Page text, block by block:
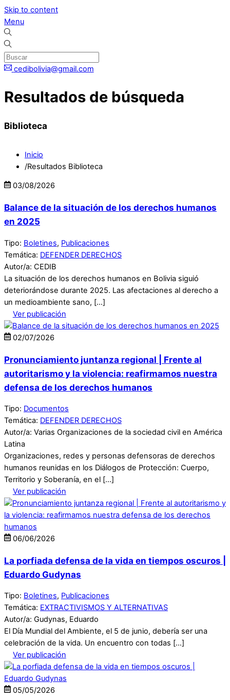
Skip to content
Menu
cedibolivia@gmail.com
Resultados de búsqueda
Biblioteca
Inicio
/Resultados Biblioteca
03/08/2026
Balance de la situación de los derechos humanos
en 2025
Tipo: Boletines, Publicaciones
Temática: DEFENDER DERECHOS
Autor/a: CEDIB
La situación de los derechos humanos en Bolivia siguió
deteriorándose durante 2025. Las afectaciones al derecho a
un medioambiente sano, […]
Ver publicación
02/07/2026
Pronunciamiento juntanza regional | Frente al
autoritarismo y la violencia: reafirmamos nuestra
defensa de los derechos humanos
Tipo: Documentos
Temática: DEFENDER DERECHOS
Autor/a: Varias Organizaciones de la sociedad civil en América
Latina
Organizaciones, redes y personas defensoras de derechos
humanos reunidas en los Diálogos de Protección: Cuerpo,
Territorio y Soberanía, en el […]
Ver publicación
06/06/2026
La porfiada defensa de la vida en tiempos oscuros |
Eduardo Gudynas
Tipo: Boletines, Publicaciones
Temática: EXTRACTIVISMOS Y ALTERNATIVAS
Autor/a: Gudynas, Eduardo
El Día Mundial del Ambiente, el 5 de junio, debería ser una
celebración de la vida. Un encuentro con todas […]
Ver publicación
05/05/2026